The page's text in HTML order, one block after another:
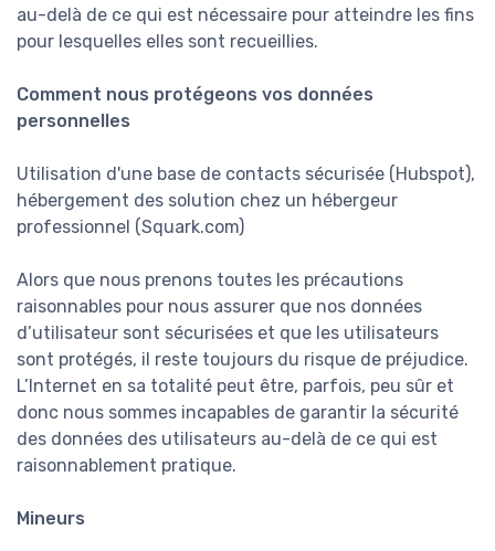
au-delà de ce qui est nécessaire pour atteindre les fins
pour lesquelles elles sont recueillies.
Comment nous protégeons vos données
personnelles
Utilisation d'une base de contacts sécurisée (Hubspot),
hébergement des solution chez un hébergeur
professionnel (Squark.com)
Alors que nous prenons toutes les précautions
raisonnables pour nous assurer que nos données
d’utilisateur sont sécurisées et que les utilisateurs
sont protégés, il reste toujours du risque de préjudice.
L’Internet en sa totalité peut être, parfois, peu sûr et
donc nous sommes incapables de garantir la sécurité
des données des utilisateurs au-delà de ce qui est
raisonnablement pratique.
Mineurs